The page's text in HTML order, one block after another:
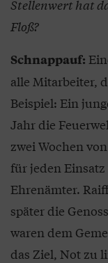
Stellenwert hat
Floß?
Schnappauf:
alle Mitarbeiter,
Beispiel: Ein
Jahr die
zwei Wochen
für jeden
Ehrenämter.
später die
waren dem
das Ziel, Not zu